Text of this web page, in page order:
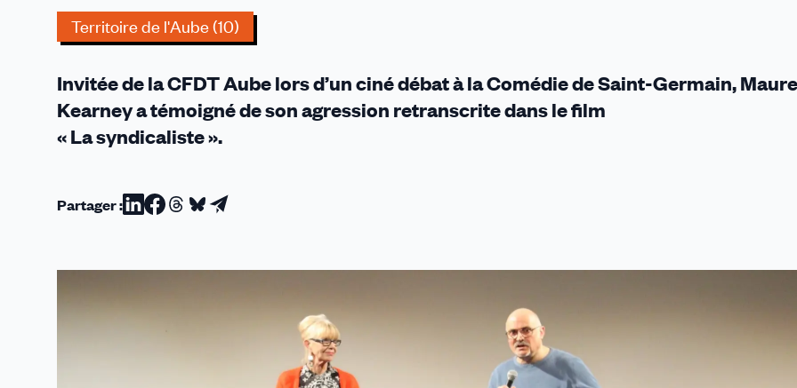
15
mars
2024)
Territoire de l'Aube (10)
Invitée de la CFDT Aube lors d’un ciné débat à la Comédie de Saint-Germain,
Kearney a témoigné de son agression retranscrite dans le film
« La syndicaliste ».
Partager :Partager
Linkedin
Partager
Facebook
Partager
Threads
Partager
Bluesky
Partager
email